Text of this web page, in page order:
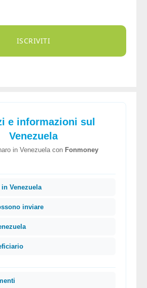
ISCRIVITI
e informazioni sul
Venezuela
in Venezuela con Fonmoney
in Venezuela
inviare